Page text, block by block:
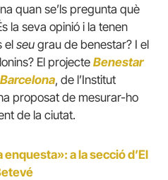
quan se’ls pregunta què
la seva opinió i la tenen
el seu grau de benestar? I el
El projecteBenestar
, de l’Institut
proposat de mesurar-ho
de la ciutat.
a la secció d’El